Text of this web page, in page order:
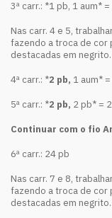
3ª carr.: *1 pb, 1 aum*
Nas carr. 4 e 5,
fazendo a troca de cor
destacadas em negrito.
4ª carr.: *2 pb, 1 aum*
5ª carr.: *2 pb, 2 pb* =
Continuar com o fio
6ª carr.: 24 pb
Nas carr. 7 e 8,
fazendo a troca de cor
destacadas em negrito.